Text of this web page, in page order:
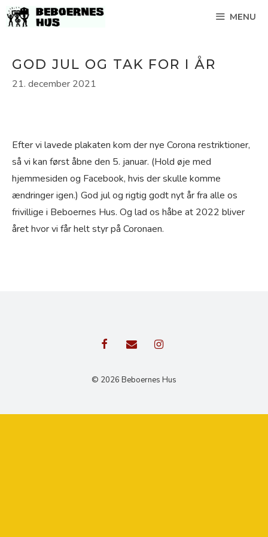
Hop
MENU
GOD JUL OG TAK FOR I ÅR
21. december 2021
Efter vi lavede plakaten kom der nye Corona restriktioner,
så vi kan først åbne den 5. januar. (Hold øje med
hjemmesiden og Facebook, hvis der skulle komme
ændringer igen.) God jul og rigtig godt nyt år fra alle os
frivillige i Beboernes Hus. Og lad os håbe at 2022 bliver
året hvor vi får helt styr på Coronaen.
© 2026 Beboernes Hus